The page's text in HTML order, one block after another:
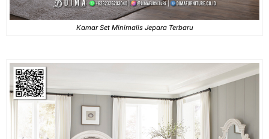
Kamar Set Minimalis Jepara Terbaru